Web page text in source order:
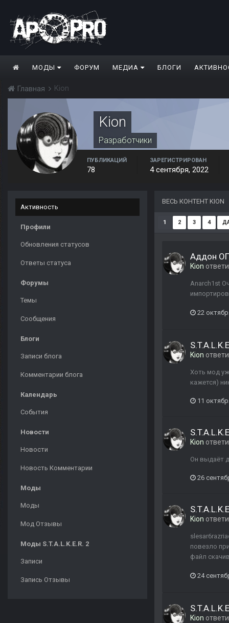
МОДЫ ФОРУМ МЕДИА БЛОГИ
Главная Kion
Kion
Разработчики
ПУБЛИКАЦИЙ
78
ЗАРЕГИСТРИРОВАН
4 сентября, 2022
Активность
Профили
Обновления статусов
Ответы статуса
Форумы
Темы
Сообщения
Блоги
Записи блога
Комментарии блога
Календарь
События
Новости
Новости
Новость Комментарии
Моды
Моды
Мод Отзывы
Моды S.T.A.L.K.E.R. 2
Записи
Запись Отзывы
ВЕСЬ КОНТЕНТ KION
1 2 3 4
Аддон
Kion
Anarch1st
22
Kion
Хоть мод
кажется)
11
Kion
Он выдаёт
26
Kion
повезло
файл
24
Kion